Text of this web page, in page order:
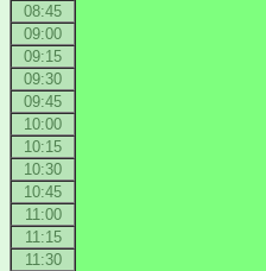
08:45
09:00
09:15
09:30
09:45
10:00
10:15
10:30
10:45
11:00
11:15
11:30